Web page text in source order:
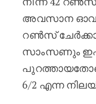
അവസാന
റൺസ്
സാംസണും
6/2 എന്ന